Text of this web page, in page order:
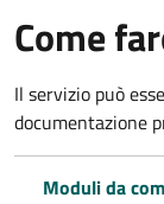
Come
Il servizio può
documentazione
Moduli da